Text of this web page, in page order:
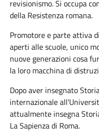
revisionismo. Si occupa
della Resistenza romana.
Promotore e parte attiva
aperti alle scuole, unico
nuove generazioni cosa
la loro macchina di
Dopo aver insegnato
internazionale
attualmente insegna
La Sapienza di Roma.